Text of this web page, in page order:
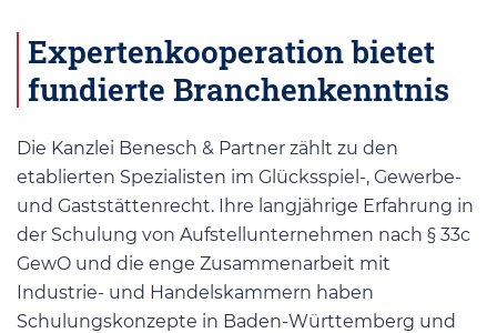
Expertenkooperation bietet
fundierte Branchenkenntnis
Die Kanzlei Benesch & Partner zählt zu den
etablierten Spezialisten im Glücksspiel-, Gewerbe-
und Gaststättenrecht. Ihre langjährige Erfahrung in
der Schulung von Aufstellunternehmen nach § 33c
GewO und die enge Zusammenarbeit mit
Industrie- und Handelskammern haben
Schulungskonzepte in Baden-Württemberg und